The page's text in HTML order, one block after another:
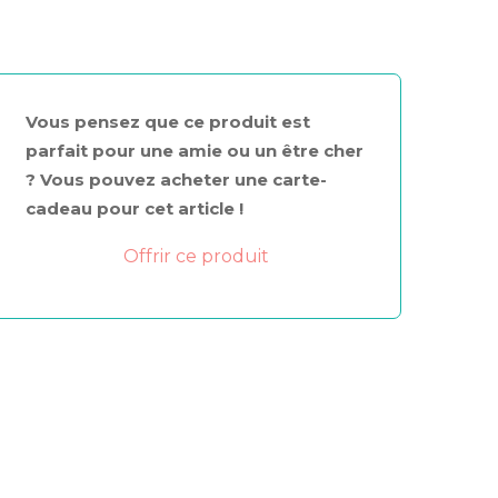
Vous pensez que ce produit est
parfait pour une amie ou un être cher
? Vous pouvez acheter une carte-
cadeau pour cet article !
Offrir ce produit